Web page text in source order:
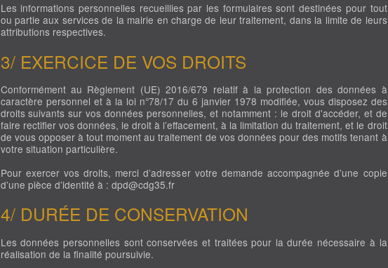
Les informations personnelles recueillies par les formulaires sont destinées pour tout
ou partie aux services de la mairie en charge de leur traitement, dans la limite de leurs
attributions respectives.
3/ EXERCICE DE VOS DROITS
Conformément au Règlement (UE) 2016/679 relatif à la protection des données à
caractère personnel et à la loi n°78/17 du 6 janvier 1978 modifiée, vous disposez des
droits suivants sur vos données personnelles, et notamment : le droit d'accéder, et de
faire rectifier vos données, le droit à l’effacement, à la limitation du traitement, et le droit
de vous opposer à tout moment au traitement de vos données pour des motifs tenant à
votre situation particulière.
Pour exercer vos droits, merci d’adresser votre demande accompagnée d’une copie
d’une pièce d’identité à : dpd@cdg35.fr
4/ DURÉE DE CONSERVATION
Les données personnelles sont conservées et traitées pour la durée nécessaire à la
réalisation de la finalité poursuivie.